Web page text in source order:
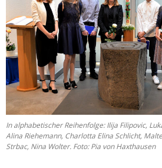
In alphabetischer Reihenfolge: Ilija Filipovic,
Alina Riehemann, Charlotta Elina Schlicht,
Strbac, Nina Wolter. Foto: Pia von Haxthausen